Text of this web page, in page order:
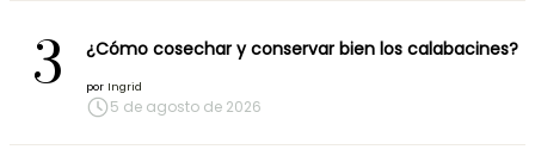
3 ¿Cómo cosechar y conservar bien los calabacines?
por Ingrid
5 de agosto de 2026